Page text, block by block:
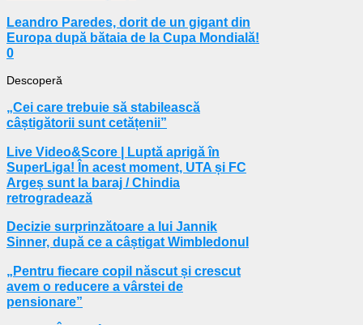
Leandro Paredes, dorit de un gigant din
Europa după bătaia de la Cupa Mondială!
0
Descoperă
„Cei care trebuie să stabilească
câștigătorii sunt cetățenii”
Live Video&Score | Luptă aprigă în
SuperLiga! În acest moment, UTA și FC
Argeș sunt la baraj / Chindia
retrogradează
Decizie surprinzătoare a lui Jannik
Sinner, după ce a câștigat Wimbledonul
„Pentru fiecare copil născut și crescut
avem o reducere a vârstei de
pensionare”